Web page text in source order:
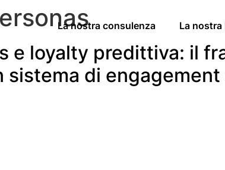
La nostra consulenza La
e loyalty predittiva: il
sistema di